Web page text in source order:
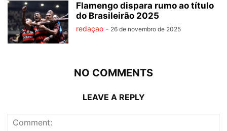
Flamengo dispara rumo ao título
do Brasileirão 2025
redaçao - 26 de novembro de 2025
NO COMMENTS
LEAVE A REPLY